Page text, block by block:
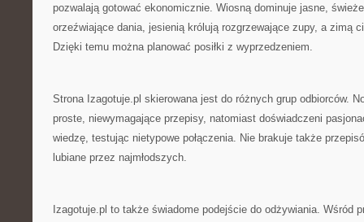
pozwalają gotować ekonomicznie. Wiosną dominuje jasne,
orzeźwiające dania, jesienią królują rozgrzewające zupy, a zimą
Dzięki temu można planować posiłki z wyprzedzeniem.
Strona Izagotuje.pl skierowana jest do różnych grup odbiorców.
proste, niewymagające przepisy, natomiast doświadczeni
wiedzę, testując nietypowe połączenia. Nie brakuje także
lubiane przez najmłodszych.
Izagotuje.pl to także świadome podejście do odżywiania. Wśród